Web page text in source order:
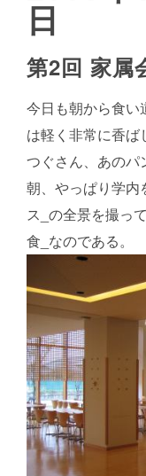
日
第2回 家属
今日も朝から食い
は軽く非常に香ば
つぐさん、あのパ
朝、やっぱり学内
ス_の全景を撮っ
食_なのである。